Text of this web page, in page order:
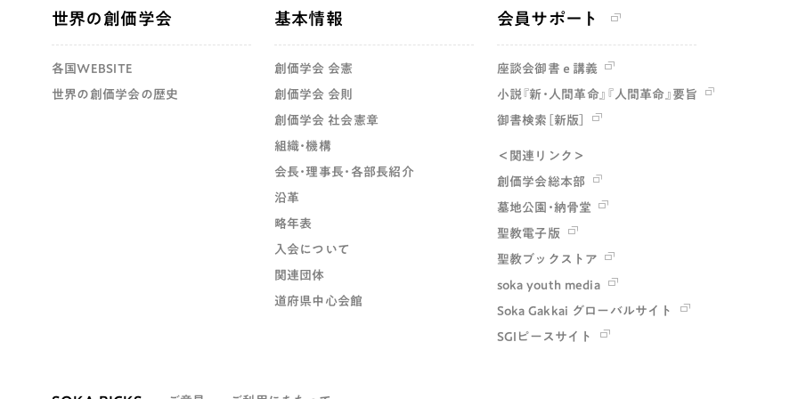
世界の創価学会
各国WEBSITE
世界の創価学会の歴史
基本情報
創価学会 会憲
創価学会 会則
創価学会 社会憲章
組織・機構
会長・理事長・各部長紹介
沿革
略年表
入会について
関連団体
道府県中心会館
会員サポート
座談会御書ｅ講義
小説『新・人間革命』『人間革命』要旨
御書検索［新版］
＜関連リンク＞
創価学会総本部
墓地公園・納骨堂
聖教電子版
聖教ブックストア
soka youth media
Soka Gakkai グローバルサイト
SGIピースサイト